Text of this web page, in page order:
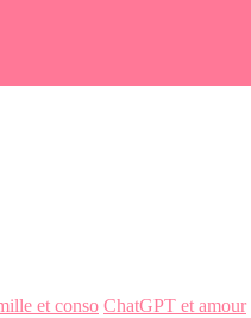
et conso ChatGPT et amour